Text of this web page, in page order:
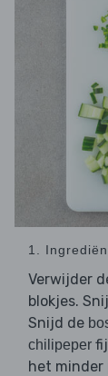
1.
Verwijder
blokjes.
Snijd de
chilipeper
het